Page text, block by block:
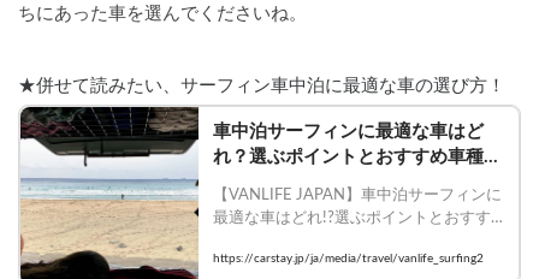
ちにあった車を選んでくださいね。
★併せて読みたい、サーフィン車中泊に最適な車の選び方！
車中泊サーフィンに最適な車はど
れ？選ぶポイントとおすすめ車種を
徹底解説
【VANLIFE JAPAN】車中泊サーフィンに
最適な車はどれ!?選ぶポイントとおすす
    #vanlifejapan #carstay #車中泊 #サーフ
https://carstay.jp/ja/media/travel/vanlife_surfing2